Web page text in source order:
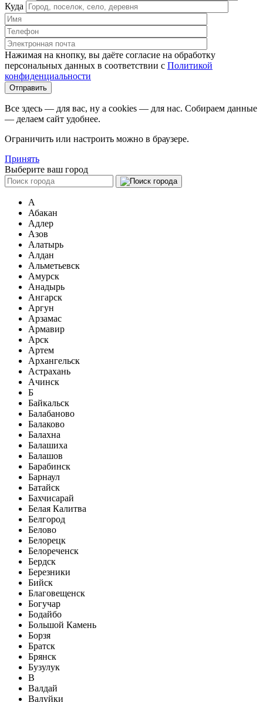
Куда
Нажимая на кнопку, вы даёте согласие на обработку
персональных данных в соответствии c Политикой
конфиденциальности
Все здесь — для вас, ну а cookies — для нас. Собираем данные
— делаем сайт удобнее.
Ограничить или настроить можно в браузере.
Принять
Выберите ваш город
А
Абакан
Адлер
Азов
Алатырь
Алдан
Альметьевск
Амурск
Анадырь
Ангарск
Аргун
Арзамас
Армавир
Арск
Артем
Архангельск
Астрахань
Ачинск
Б
Байкальск
Балабаново
Балаково
Балахна
Балашиха
Балашов
Барабинск
Барнаул
Батайск
Бахчисарай
Белая Калитва
Белгород
Белово
Белорецк
Белореченск
Бердск
Березники
Бийск
Благовещенск
Богучар
Бодайбо
Большой Камень
Борзя
Братск
Брянск
Бузулук
В
Валдай
Валуйки